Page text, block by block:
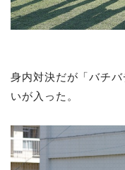
身内対決だが「バチ
いが入った。